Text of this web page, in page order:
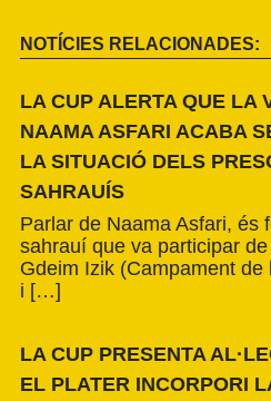
NOTÍCIES RELACIONADES:
LA CUP ALERTA QUE LA
NAAMA ASFARI ACABA
LA SITUACIÓ DELS
SAHRAUÍS
Parlar de Naama Asfari, és
sahrauí que va participar
Gdeim Izik (Campament de
i […]
LA CUP PRESENTA
EL PLATER INCORPORI